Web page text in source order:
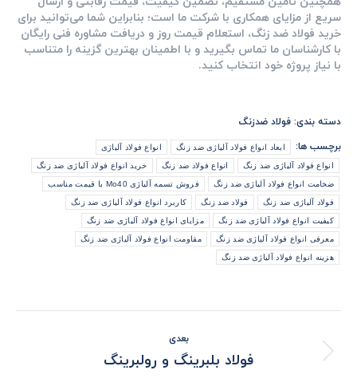
سریع از مزایای همکاری با شرکت ما است؛ بنابراین شما می‌توانید برای
خرید فولاد ضد زنگ، استعلام قیمت روز و دریافت مشاوره فنی رایگان
با کارشناسان ما تماس بگیرید و با اطمینان بهترین گزینه را متناسب
با نیاز پروژه خود انتخاب کنید.
دسته بندی: فولاد ضدزنگ
برچسب ها:
ابعاد انواع فولاد آلیاژی ضد زنگ انواع فولاد آلیاژی
انواع فولاد آلیاژی ضد زنگ انواع فولاد ضد زنگ خرید انواع فولاد آلیاژی ضد زنگ
ضخامت انواع فولاد آلیاژی ضد زنگ فروش تسمه آلیاژی Mo40 با قیمت مناسب
فولاد آلیاژی ضد زنگ فولاد ضد زنگ کاربرد انواع فولاد آلیاژی ضد زنگ
کیفیت انواع فولاد آلیاژی ضد زنگ مزایای انواع فولاد آلیاژی ضد زنگ
معرفی انواع فولاد آلیاژی ضد زنگ مقاومت انواع فولاد آلیاژی ضد زنگ
هزینه انواع فولاد آلیاژی ضد زنگ
نوشته
بعدی
نوشته
بعدی:
فولاد بلبرینگ و رولبرینگ